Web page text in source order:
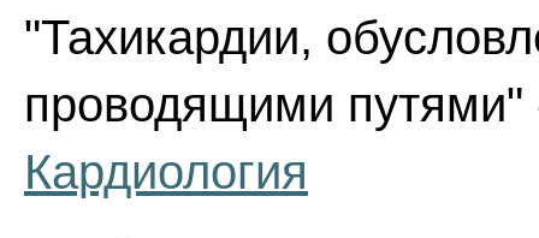
"Тахикардии,
проводящими путями"
Кардиология